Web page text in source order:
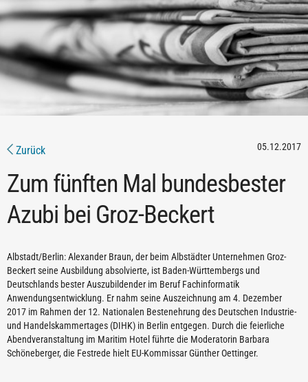
Zurück 05.12.2017
Zum fünften Mal bundesbester
Azubi bei Groz-Beckert
Albstadt/Berlin: Alexander Braun, der beim Albstädter Unternehmen Groz-
Beckert seine Ausbildung absolvierte, ist Baden-Württembergs und
Deutschlands bester Auszubildender im Beruf Fachinformatik
Anwendungsentwicklung. Er nahm seine Auszeichnung am 4. Dezember
2017 im Rahmen der 12. Nationalen Bestenehrung des Deutschen Industrie-
und Handelskammertages (DIHK) in Berlin entgegen. Durch die feierliche
Abendveranstaltung im Maritim Hotel führte die Moderatorin Barbara
Schöneberger, die Festrede hielt EU-Kommissar Günther Oettinger.